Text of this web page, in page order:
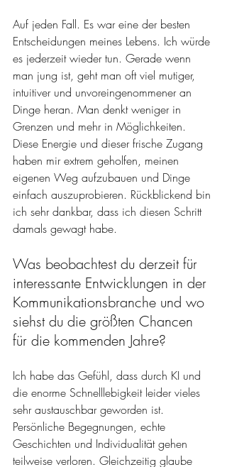
Auf jeden Fall. Es war eine der besten
Entscheidungen meines Lebens. Ich würde
es jederzeit wieder tun. Gerade wenn
man jung ist, geht man oft viel mutiger,
intuitiver und unvoreingenommener an
Dinge heran. Man denkt weniger in
Grenzen und mehr in Möglichkeiten.
Diese Energie und dieser frische Zugang
haben mir extrem geholfen, meinen
eigenen Weg aufzubauen und Dinge
einfach auszuprobieren. Rückblickend bin
ich sehr dankbar, dass ich diesen Schritt
damals gewagt habe.
Was beobachtest du derzeit für
interessante Entwicklungen in der
Kommunikationsbranche und wo
siehst du die größten Chancen
für die kommenden Jahre?
Ich habe das Gefühl, dass durch KI und
die enorme Schnelllebigkeit leider vieles
sehr austauschbar geworden ist.
Persönliche Begegnungen, echte
Geschichten und Individualität gehen
teilweise verloren. Gleichzeitig glaube